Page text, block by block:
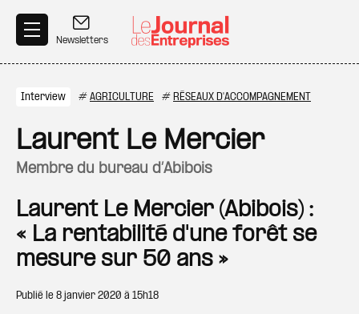
Newsletters
Interview # AGRICULTURE # RÉSEAUX D'ACCOMPAGNEMENT
Laurent Le Mercier
membre du bureau d’Abibois
Laurent Le Mercier (Abibois) :
« La rentabilité d'une forêt se
mesure sur 50 ans »
Publié le 8 janvier 2020 à 15h18